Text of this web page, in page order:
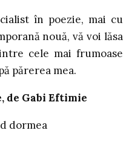
în poezie, mai cu
nouă, vă voi lăsa
cele mai frumoase
părerea mea.
de Gabi Eftimie
dormea